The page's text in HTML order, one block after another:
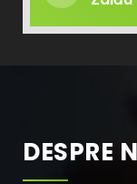
DESPRE